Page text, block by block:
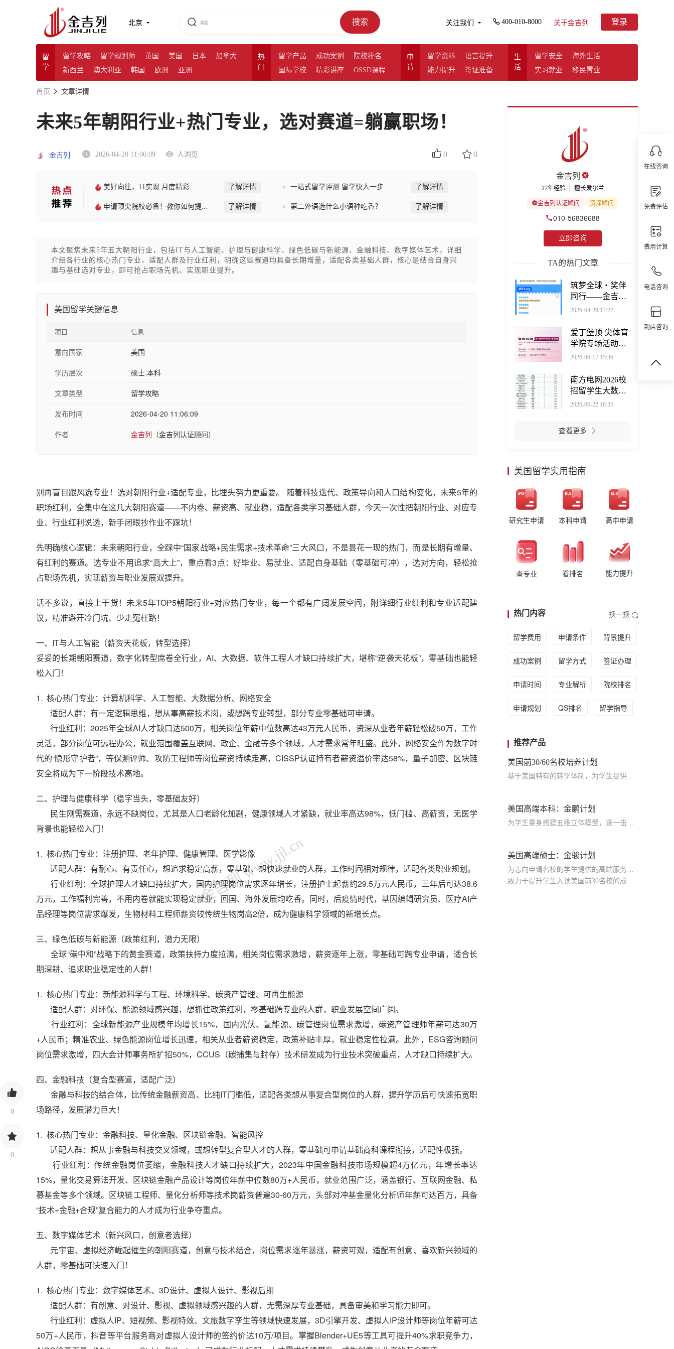
北京 搜索 关注我们 400-010-8000 关于金吉列 登录
留
学
留学攻略 留学规划师 英国 美国 日本
加拿大
新西兰
澳大利亚 韩国 欧洲 亚洲
热
门
留学产品 成功案例
院校排名
国际学校
精彩讲座 OSSD课程
申
请
留学资料
语言提升
能力提升
签证准备
生
活
留学安全
海外生活
实习就业
移民置业
在线咨询
免费评估
费用计算
电话咨询
到店咨询
0
0
首页 文章详情
未来5年朝阳行业+热门专业，选对赛道=躺赢职场！
金吉列 2026-04-20 11:06:09 人浏览 0 0
美好向往，11实现 月度精彩... 了解详情 一站式留学评测 留学快人一步 了解详情
申请顶尖院校必备！教你如何提... 了解详情 第二外语选什么小语种吃香？ 了解详情
本文聚焦未来5年五大朝阳行业，包括IT与人工智能、护理与健康科学、绿色低碳与新能源、金融科技、数字媒体艺术，详细
介绍各行业的核心热门专业、适配人群及行业红利，明确这些赛道均具备长期增量，适配各类基础人群，核心是结合自身兴
趣与基础选对专业，即可抢占职场先机、实现职业提升。
美国留学关键信息
项目 信息
意向国家 美国
学历层次 硕士,本科
文章类型 留学攻略
发布时间 2026-04-20 11:06:09
作者 金吉列 （金吉列认证顾问）
别再盲目跟风选专业！选对朝阳行业+适配专业，比埋头努力更重要。 随着科技迭代、政策导向和人口结构变化，未来5年的
职场红利，全集中在这几大朝阳赛道——不内卷、薪资高、就业稳，适配各类学习基础人群，今天一次性把朝阳行业、对应专
业、行业红利说透，新手闭眼抄作业不踩坑！
先明确核心逻辑：未来朝阳行业，全踩中“国家战略+民生需求+技术革命”三大风口，不是昙花一现的热门，而是长期有增量、
有红利的赛道。选专业不用追求“高大上”，重点看3点：好毕业、易就业、适配自身基础（零基础可冲），选对方向，轻松抢
占职场先机，实现薪资与职业发展双提升。
话不多说，直接上干货！未来5年TOP5朝阳行业+对应热门专业，每一个都有广阔发展空间，附详细行业红利和专业适配建
议，精准避开冷门坑、少走冤枉路！
一、IT与人工智能（薪资天花板，转型选择）
妥妥的长期朝阳赛道，数字化转型席卷全行业，AI、大数据、软件工程人才缺口持续扩大，堪称“逆袭天花板”，零基础也能轻
松入门！
1. 核心热门专业：计算机科学、人工智能、大数据分析、网络安全
适配人群：有一定逻辑思维，想从事高薪技术岗，或想跨专业转型，部分专业零基础可申请。
行业红利：2025年全球AI人才缺口达500万，相关岗位年薪中位数高达43万元人民币，资深从业者年薪轻松破50万，工作
灵活，部分岗位可远程办公，就业范围覆盖互联网、政企、金融等多个领域，人才需求常年旺盛。此外，网络安全作为数字时
代的“隐形守护者”，等保测评师、攻防工程师等岗位薪资持续走高，CISSP认证持有者薪资溢价率达58%，量子加密、区块链
安全将成为下一阶段技术高地。
二、护理与健康科学（稳字当头，零基础友好）
民生刚需赛道，永远不缺岗位，尤其是人口老龄化加剧，健康领域人才紧缺，就业率高达98%，低门槛、高薪资，无医学
背景也能轻松入门！
1. 核心热门专业：注册护理、老年护理、健康管理、医学影像
适配人群：有耐心、有责任心，想追求稳定高薪，零基础、想快速就业的人群，工作时间相对规律，适配各类职业规划。
行业红利：全球护理人才缺口持续扩大，国内护理岗位需求逐年增长，注册护士起薪约29.5万元人民币，三年后可达38.6
万元，工作福利完善，不用内卷就能实现稳定就业，回国、海外发展均吃香。同时，后疫情时代，基因编辑研究员、医疗AI产
品经理等岗位需求爆发，生物材料工程师薪资较传统生物岗高2倍，成为健康科学领域的新增长点。
三、绿色低碳与新能源（政策红利，潜力无限）
全球“碳中和”战略下的黄金赛道，政策扶持力度拉满，相关岗位需求激增，薪资逐年上涨，零基础可跨专业申请，适合长
期深耕、追求职业稳定性的人群！
1. 核心热门专业：新能源科学与工程、环境科学、碳资产管理、可再生能源
适配人群：对环保、能源领域感兴趣，想抓住政策红利，零基础跨专业的人群，职业发展空间广阔。
行业红利：全球新能源产业规模年均增长15%，国内光伏、氢能源、碳管理岗位需求激增，碳资产管理师年薪可达30万
+人民币；精准农业、绿色能源岗位增长迅速，相关从业者薪资稳定，政策补贴丰厚，就业稳定性拉满。此外，ESG咨询顾问
岗位需求激增，四大会计师事务所扩招50%，CCUS（碳捕集与封存）技术研发成为行业技术突破重点，人才缺口持续扩大。
四、金融科技（复合型赛道，适配广泛）
金融与科技的结合体，比传统金融薪资高、比纯IT门槛低，适配各类想从事复合型岗位的人群，提升学历后可快速拓宽职
场路径，发展潜力巨大！
1. 核心热门专业：金融科技、量化金融、区块链金融、智能风控
适配人群：想从事金融与科技交叉领域，或想转型复合型人才的人群，零基础可申请基础商科课程衔接，适配性极强。
行业红利：传统金融岗位萎缩，金融科技人才缺口持续扩大，2023年中国金融科技市场规模超4万亿元，年增长率达
15%，量化交易算法开发、区块链金融产品设计等岗位年薪中位数80万+人民币，就业范围广泛，涵盖银行、互联网金融、私
募基金等多个领域。区块链工程师、量化分析师等技术岗薪资普遍30-60万元，头部对冲基金量化分析师年薪可达百万，具备
“技术+金融+合规”复合能力的人才成为行业争夺重点。
五、数字媒体艺术（新兴风口，创意者选择）
元宇宙、虚拟经济崛起催生的朝阳赛道，创意与技术结合，岗位需求逐年暴涨，薪资可观，适配有创意、喜欢新兴领域的
人群，零基础可快速入门！
1. 核心热门专业：数字媒体艺术、3D设计、虚拟人设计、影视后期
适配人群：有创意、对设计、影视、虚拟领域感兴趣的人群，无需深厚专业基础，具备审美和学习能力即可。
行业红利：虚拟人IP、短视频、影视特效、文旅数字孪生等领域快速发展，3D引擎开发、虚拟人IP设计师等岗位年薪可达
50万+人民币，抖音等平台服务商对虚拟人设计师的签约价达10万/项目。掌握Blender+UE5等工具可提升40%求职竞争力，
金吉列 www.jjl.cn
金吉列
27年经验 擅长爱尔兰
金吉列认证顾问 资深顾问
010-56836688
立即咨询
TA的热门文章
筑梦全球・奖伴
同行——金吉列
奖学金系列直播
2026-04-29 17:22
爱丁堡顶 尖体育
学院专场活动，
讲座+面试+校友
2026-06-17 15:36
南方电网2026校
招留学生大数
据：294位全球学
2026-06-22 16:35
查看更多
美国留学实用指南
研究生申请 本科申请 高中申请
查专业 看排名 能力提升
热门内容 换一换
留学费用 申请条件 背景提升
成功案例 留学方式 签证办理
申请时间 专业解析 院校排名
申请规划 QS排名 留学指导
推荐产品
美国前30/60名校培养计划
基于美国特有的转学体制，为学生提供包括学术、领导力、职业等在内的长时段服务，让学生既获得名校录取，又有读完名校的实力
美国高端本科：金鹏计划
为学生量身搭建五维立体模型，逐一击破痛点，致力于提高美国TOP30本科录取成功率
美国高端硕士：金骏计划
为志向申请名校的学生提供的高端服务产品
致力于提升学生入读美国前30名校的成功率